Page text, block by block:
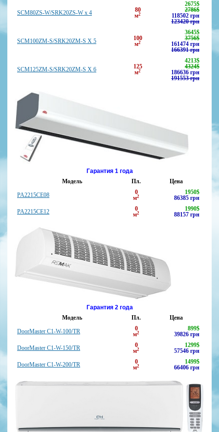
SCM80ZS-W/SRK20ZS-W x 4
80
м2
2675$
2786$
118502 грн
123420 грн
SCM100ZM-S/SRK20ZM-S Х 5
100
м2
3645$
3756$
161474 грн
166391 грн
SCM125ZM-S/SRK20ZM-S Х 6
125
м2
4213$
4324$
186636 грн
191553 грн
Гарантия 1 года
Модель
Пл.
Цена
PA2215CE08
0
м2
1950$
86385 грн
PA2215CE12
0
м2
1990$
88157 грн
Гарантия 2 года
Модель
Пл.
Цена
DoorMaster C1-W-100/TR
0
м2
899$
39826 грн
DoorMaster C1-W-150/TR
0
м2
1299$
57546 грн
DoorMaster C1-W-200/TR
0
м2
1499$
66406 грн